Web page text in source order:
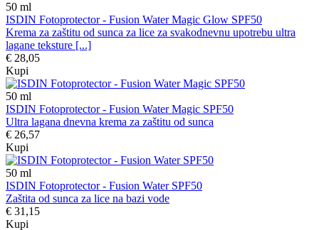
50 ml
ISDIN Fotoprotector - Fusion Water Magic Glow SPF50
Krema za zaštitu od sunca za lice za svakodnevnu upotrebu ultra
lagane teksture [...]
€ 28,05
Kupi
50 ml
ISDIN Fotoprotector - Fusion Water Magic SPF50
Ultra lagana dnevna krema za zaštitu od sunca
€ 26,57
Kupi
50 ml
ISDIN Fotoprotector - Fusion Water SPF50
Zaštita od sunca za lice na bazi vode
€ 31,15
Kupi